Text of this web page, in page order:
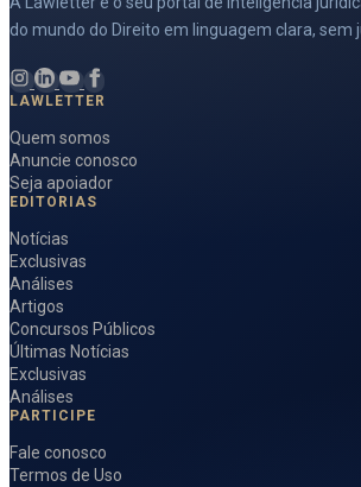
do mundo do Direito em linguagem clara, sem
LAWLETTER
Quem somos
Anuncie conosco
Seja apoiador
EDITORIAS
Notícias
Exclusivas
Análises
Artigos
Concursos Públicos
Últimas Notícias
Exclusivas
Análises
PARTICIPE
Fale conosco
Termos de Uso